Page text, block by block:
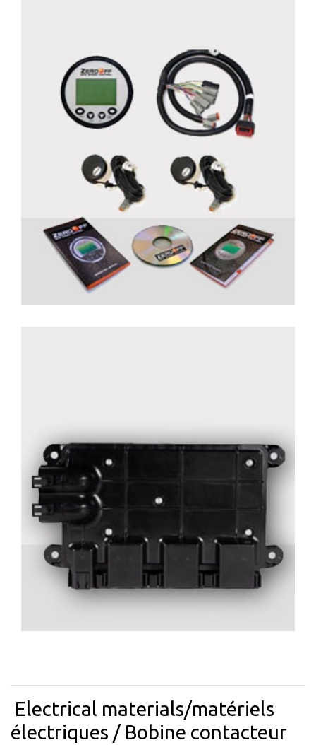
Module scs
Détails
Détails
Electrical materials/matériels
électriques / Bobine contacteur